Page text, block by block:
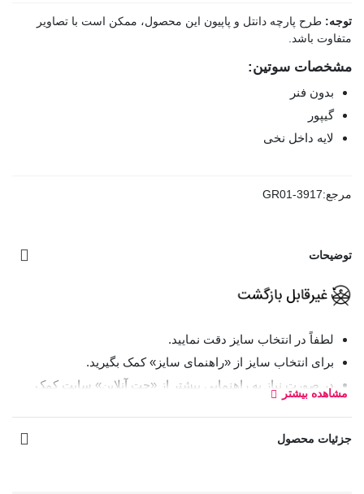
توجه: طرح پارچه دانتل و پاپیون این محصول، ممکن است با تصاویر
متفاوت باشد.
مشخصات سوتین:
بدون فنر
گیپور
لایه داخل نخی
مرجع:GR01-3917
توضیحات
لطفاً در انتخاب سایز دقت نمایید.
برای انتخاب سایز از «راهنمای سایز» کمک بگیرید.
در صورت نیاز به راهنمایی بیشتر از «چت آنلاین» سایت کمک
سوتین
قابل تعویض و بازگردان نیستند.
مشاهده بیشتر
جزئیات محصول